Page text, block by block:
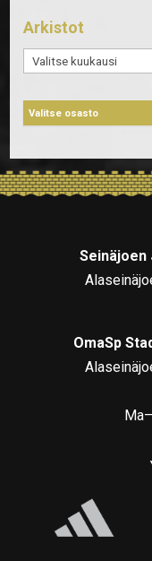
Arkistot
Arkistot
Seinäjoen
OmaSp